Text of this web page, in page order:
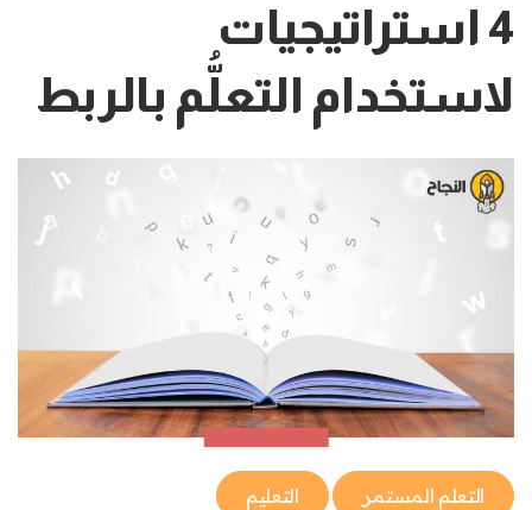
4 استراتيجيات
لاستخدام التعلُّم بالربط
التعلم المستمر التعليم